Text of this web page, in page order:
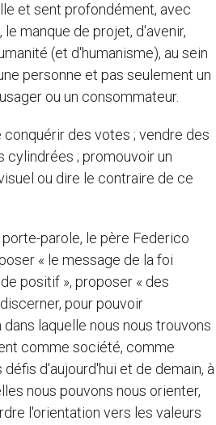
et sent profondément, avec
manque de projet, d'avenir,
(et d'humanisme), au sein
personne et pas seulement un
ou un consommateur.
conquérir des votes ; vendre des
cylindrées ; promouvoir un
ou dire le contraire de ce
parole, le père Federico
« le message de la foi
positif », proposer « des
pour pouvoir
laquelle nous nous trouvons
comme société, comme
d'aujourd'hui et de demain, à
nous pouvons nous orienter,
l'orientation vers les valeurs